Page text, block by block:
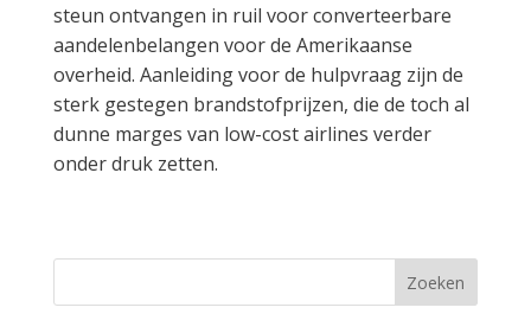
steun ontvangen in ruil voor converteerbare
aandelenbelangen voor de Amerikaanse
overheid. Aanleiding voor de hulpvraag zijn de
sterk gestegen brandstofprijzen, die de toch al
dunne marges van low-cost airlines verder
onder druk zetten.
Zoeken